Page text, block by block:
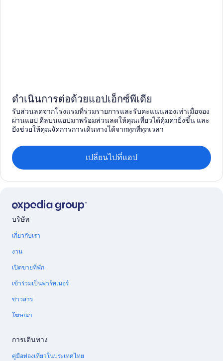
ดำเนินการต่อด้วยแอปเอ็กซ์พีเดีย
รับส่วนลดจากโรงแรมที่ร่วมรายการและรับคะแนนสองเท่าเมื่อจอง
ผ่านแอป ดีลบนแอปมาพร้อมส่วนลดให้คุณเที่ยวได้คุ้มค่ายิ่งขึ้น และ
ยังช่วยให้คุณจัดการการเดินทางได้จากทุกที่ทุกเวลา
เปลี่ยนไปที่แอป
บริษัท
เกี่ยวกับเรา
งาน
เปิดขายที่พัก
เข้าร่วมเป็นพาร์ทเนอร์
ข่าวสาร
โฆษณา
การเดินทาง
คู่มือท่องเที่ยวในประเทศไทย